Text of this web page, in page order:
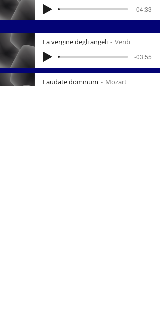
-04:33
La vergine degli angeli Verdi
-03:55
Laudate dominum Mozart